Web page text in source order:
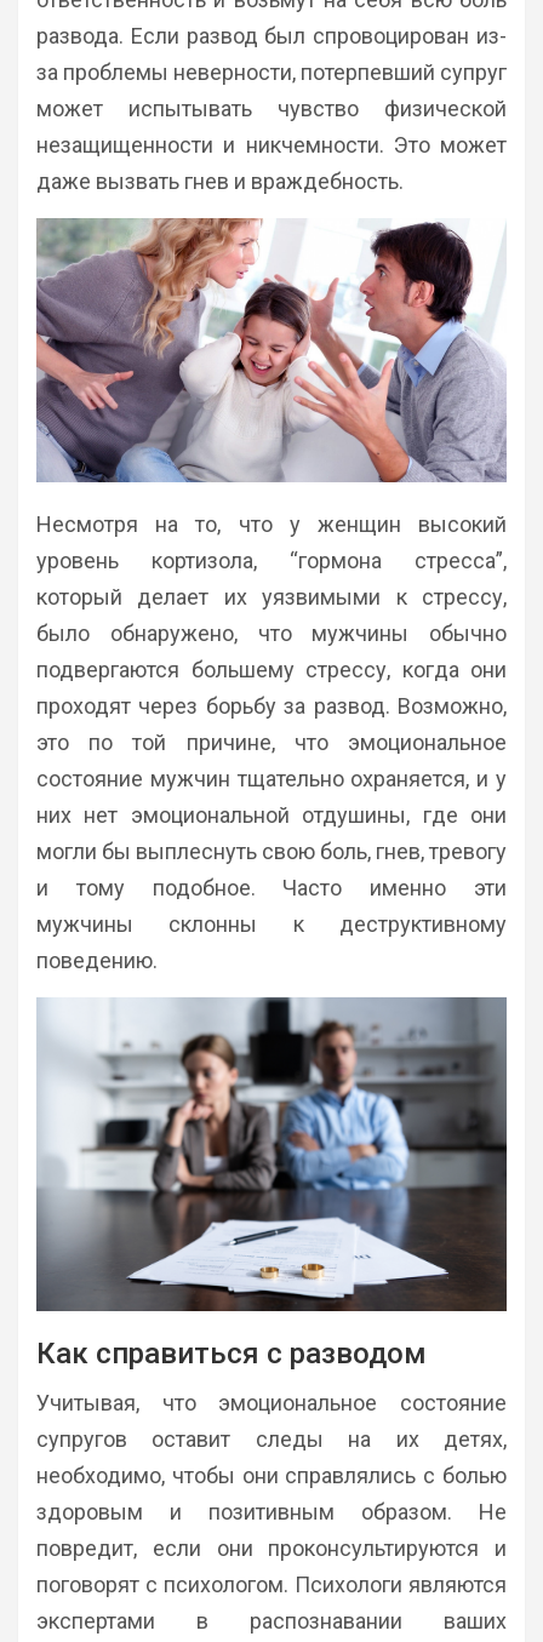
развода. Если развод был спровоцирован из-
за проблемы неверности, потерпевший супруг
может испытывать чувство физической
незащищенности и никчемности. Это может
даже вызвать гнев и враждебность.
Несмотря на то, что у женщин высокий
уровень кортизола, “гормона стресса”,
который делает их уязвимыми к стрессу,
было обнаружено, что мужчины обычно
подвергаются большему стрессу, когда они
проходят через борьбу за развод. Возможно,
это по той причине, что эмоциональное
состояние мужчин тщательно охраняется, и у
них нет эмоциональной отдушины, где они
могли бы выплеснуть свою боль, гнев, тревогу
и тому подобное. Часто именно эти
мужчины склонны к деструктивному
поведению.
Как справиться с разводом
Учитывая, что эмоциональное состояние
супругов оставит следы на их детях,
необходимо, чтобы они справлялись с болью
здоровым и позитивным образом. Не
повредит, если они проконсультируются и
поговорят с психологом. Психологи являются
экспертами в распознавании ваших